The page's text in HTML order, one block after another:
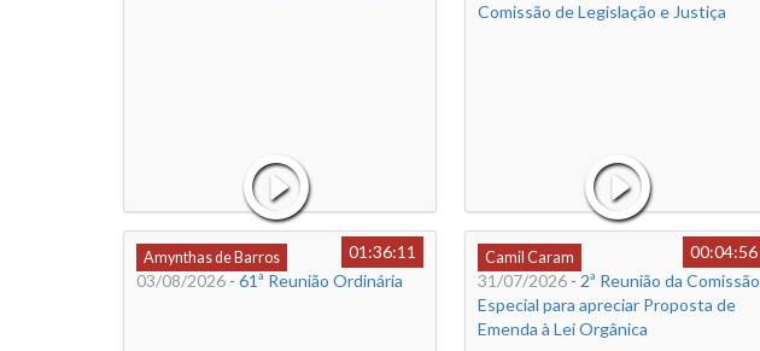
Comissão de Legislação e Justiça
Amynthas de Barros
01:36:11
03/08/2026 - 61ª Reunião Ordinária
Camil Caram
00:04:56
31/07/2026- 2ª Reunião da Comissão
Especial para apreciar Proposta de
Emenda à Lei Orgânica